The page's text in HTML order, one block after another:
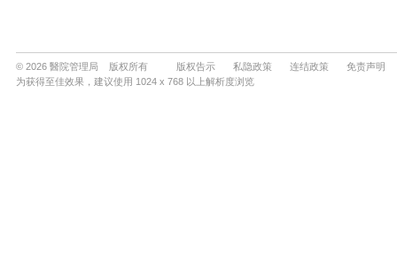
© 2026 醫院管理局 版权所有 版权告示 私隐政策 连结政策
免责声明
为获得至佳效果，建议使用 1024 x 768 以上解析度浏览